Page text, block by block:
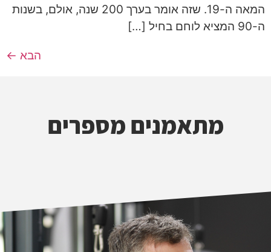
המאה ה-19. שזה אומר בערך 200 שנה, אולם, בשנות
ה-90 המציא לוחם בחיל […]
הבא ←
מתאמנים מספרים